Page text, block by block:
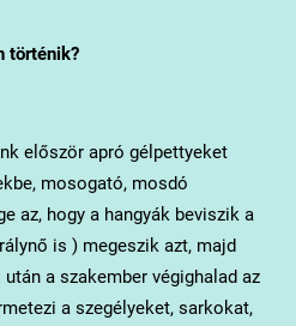
történik?
először apró gélpettyeket
mosogató, mosdó
az, hogy a hangyák beviszik a
is ) megeszik azt, majd
a szakember végighalad az
a szegélyeket, sarkokat,